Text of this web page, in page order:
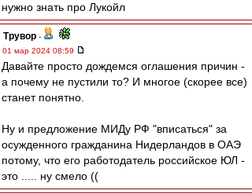
нужно знать про Лукойл
Трувор -
01 мар 2024 08:59
Давайте просто дождемся оглашения причин -
а почему не пустили то? И многое (скорее все)
станет понятно.
Ну и предложение МИДу РФ "вписаться" за
осужденного гражданина Нидерландов в ОАЭ
потому, что его работодатель российское ЮЛ -
это ..... ну смело ((